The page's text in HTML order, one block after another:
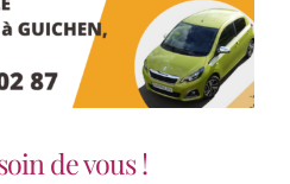
de vous !